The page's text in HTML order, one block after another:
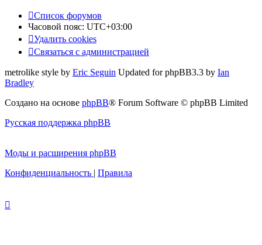
Список форумов
Часовой пояс: UTC+03:00
Удалить cookies
Связаться с администрацией
metrolike style by Eric Seguin Updated for phpBB3.3 by Ian
Bradley
Создано на основе phpBB® Forum Software © phpBB Limited
Русская поддержка phpBB
Моды и расширения phpBB
Конфиденциальность | Правила